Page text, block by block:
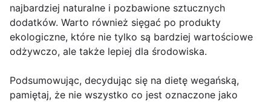
najbardziej naturalne i pozbawione sztucznych
dodatków. Warto również sięgać po produkty
ekologiczne, które nie tylko są bardziej wartościowe
odżywczo, ale także lepiej dla środowiska.
Podsumowując, decydując się na dietę wegańską,
pamiętaj, że nie wszystko co jest oznaczone jako